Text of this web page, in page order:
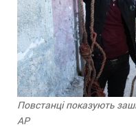
Повстанці показують
АР